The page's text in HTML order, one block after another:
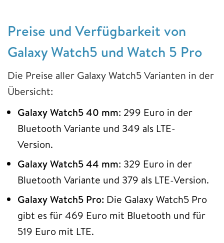
Preise und Verfügbarkeit von
Galaxy Watch5 und Watch 5 Pro
Die Preise aller Galaxy Watch5 Varianten in der
Übersicht:
Galaxy Watch5 40 mm: 299 Euro in der
Bluetooth Variante und 349 als LTE-
Version.
Galaxy Watch5 44 mm: 329 Euro in der
Bluetooth Variante und 379 als LTE-Version.
Galaxy Watch5 Pro: Die Galaxy Watch5 Pro
gibt es für 469 Euro mit Bluetooth und für
519 Euro mit LTE.